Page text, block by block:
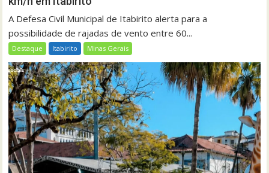
A Defesa Civil Municipal de Itabirito alerta para a
possibilidade de rajadas de vento entre 60...
Destaque Itabirito Minas Gerais